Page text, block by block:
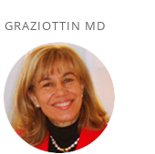
GRAZIOTTIN MD